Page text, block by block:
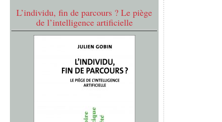
L’individu, fin de parcours ? Le piège
de l’intelligence artificielle